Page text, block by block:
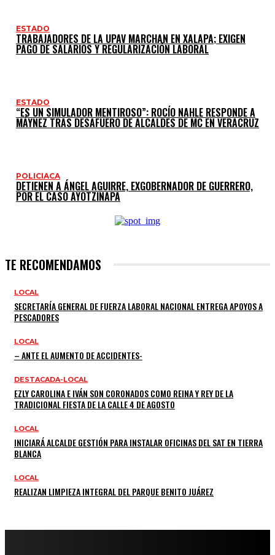
ESTADO
TRABAJADORES DE LA UPAV MARCHAN EN XALAPA; EXIGEN
PAGO DE SALARIOS Y REGULARIZACIÓN LABORAL
ESTADO
“ES UN SIMULADOR MENTIROSO”: ROCÍO NAHLE RESPONDE A
MÁYNEZ TRAS DESAFUERO DE ALCALDES DE MC EN VERACRUZ
POLICIACA
DETIENEN A ÁNGEL AGUIRRE, EXGOBERNADOR DE GUERRERO,
POR EL CASO AYOTZINAPA
TE RECOMENDAMOS
LOCAL
SECRETARÍA GENERAL DE FUERZA LABORAL NACIONAL ENTREGA APOYOS A
PESCADORES
LOCAL
– ANTE EL AUMENTO DE ACCIDENTES-
DESTACADA-LOCAL
EZLY CAROLINA E IVÁN SON CORONADOS COMO REINA Y REY DE LA
TRADICIONAL FIESTA DE LA CALLE 4 DE AGOSTO
LOCAL
INICIARÁ ALCALDE GESTIÓN PARA INSTALAR OFICINAS DEL SAT EN TIERRA
BLANCA
LOCAL
REALIZAN LIMPIEZA INTEGRAL DEL PARQUE BENITO JUÁREZ